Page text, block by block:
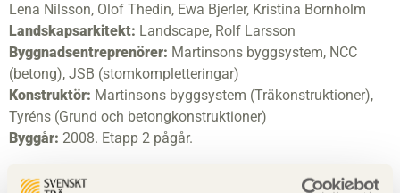
Lena Nilsson, Olof Thedin, Ewa Bjerler, Kristina Bornholm
Landskapsarkitekt: Landscape, Rolf Larsson
Byggnadsentreprenörer: Martinsons byggsystem, NCC
(betong), JSB (stomkompletteringar)
Konstruktör: Martinsons byggsystem (Träkonstruktioner),
Tyréns (Grund och betongkonstruktioner)
Byggår: 2008. Etapp 2 pågår.
Varför bygger man åttavånings bostadshus i trä? En